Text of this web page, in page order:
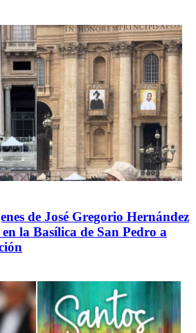
de José Gregorio Hernández
la Basílica de San Pedro a